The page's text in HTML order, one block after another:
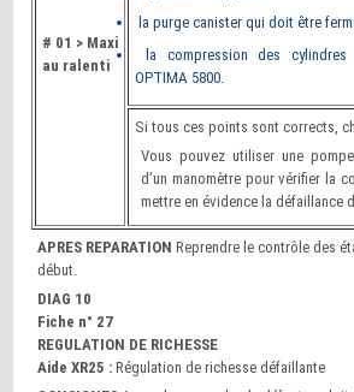
# 01 > Maxi
au ralenti
la purge canister qui doit être
la compression des
OPTIMA 5800.
Si tous ces points sont corrects,
Vous pouvez utiliser une
d’un manomètre pour vérifier la
mettre en évidence la défaillance
APRES REPARATIONReprendre le contrôle des
début.
DIAG 10
Fiche n° 27
REGULATION DE RICHESSE
Aide XR25 : Régulation de richesse défaillante